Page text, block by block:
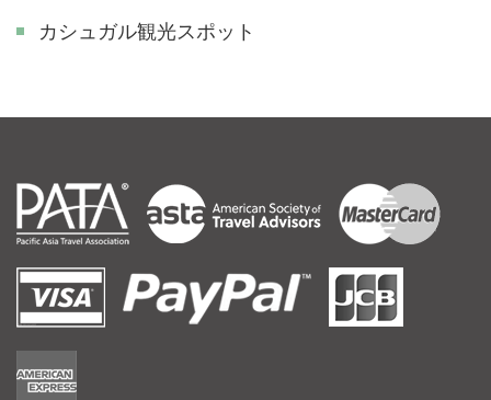
カシュガル観光スポット